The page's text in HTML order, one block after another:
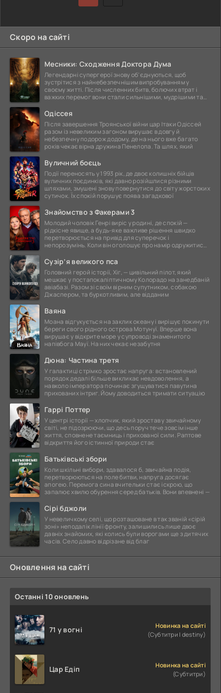
Скоро на сайті
Месники: Сходження Доктора Дума
Легендарні супергерої знову об'єднуються, щоб
зустрітися з найнебезпечнішим випробуванням у
своєму житті. Після численних битв, болючих втрат і
важких перемог вони стали сильнішими, мудрішими та
Одіссея
Після завершення Троянської війни цар Ітаки Одіссей
разом із невеликим загоном вирушає в довгу й
небезпечну подорож додому, де на нього вже багато
років чекає вірна дружина Пенелопа. Та шлях, який
Вуличний боєць
Події переносять у 1993 рік, де двоє колишніх бійців
вуличних поєдинків, які давно розійшлися різними
шляхами, змушені знову повернутися до світу жорстоких
сутичок. Їх спокій порушує поява загадкової
Знайомство з Факерами 3
Молодий чоловік Генрі виріс у родині, де спокій —
рідкісне явище, а будь-яке важливе рішення швидко
перетворюється на привід для суперечок і
непорозумінь. Коли він оголошує про намір одружитися,
Сузір’я великого пса
Головний герой історії, Хіг, — цивільний пілот, який
мешкає у постапокаліптичному Колорадо на занедбаній
авіабазі. Разом зі своїм вірним супутником, собакою
Джаспером, та буркотливим, але відданим
Ваяна
Моана відгукується на заклик океану і вирішує покинути
береги свого рідного острова Мотунуї. Вперше вона
вирушає у відкрите море у супроводі знаменитого
напівбога Мауї. На них чекає незабутня
Дюна: Частина третя
У галактиці стрімко зростає напруга: встановлений
порядок дедалі більше викликає невдоволення, а
навколо імператора починає згущуватися павутина
прихованих інтриг. Йому доводиться тримати ситуацію
Гаррі Поттер
У центрі історії — хлопчик, який зростав у звичайному
світі, не підозрюючи, що десь поруч тече зовсім інше
життя, сповнене таємниць і прихованої сили. Раптове
відкриття його істинної природи стає
Батьківські збори
Коли шкільні вибори, здавалося б, звичайна подія,
перетворюються на поле битви, напруга досягає
апогею. Перемога сина вчительки стає іскрою, що
запалює хвилю обурення серед батьків. Вони впевнені —
Сірі бджоли
У невеличкому селі, що розташоване в так званій «сірій
зоні» неподалік лінії фронту, залишились лише двоє
давніх знайомих, які колись були ворогами ще з дитячих
часів. Село давно відрізане від благ
Оновлення на сайті
Останні 10 оновлень
71 у вогні
Новинка на сайті
(Субтитри | destiny)
Цар Едіп
Новинка на сайті
(Субтитри)